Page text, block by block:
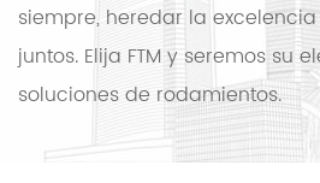
siempre, heredar la
juntos. Elija FTM y seremos su
soluciones de rodamientos.